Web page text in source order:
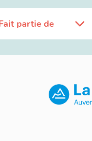
partie de